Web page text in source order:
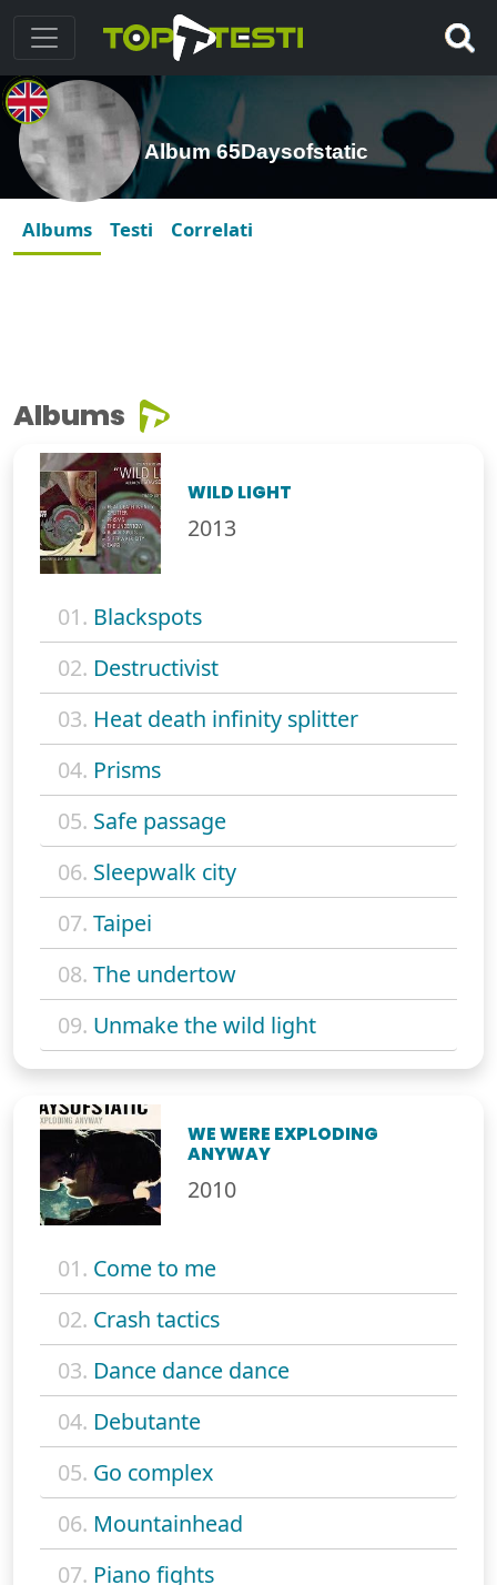
Album 65Daysofstatic
Albums Testi Correlati
Albums
WILD LIGHT
2013
01. Blackspots
02. Destructivist
03. Heat death infinity splitter
04. Prisms
05. Safe passage
06. Sleepwalk city
07. Taipei
08. The undertow
09. Unmake the wild light
WE WERE EXPLODING
ANYWAY
2010
01. Come to me
02. Crash tactics
03. Dance dance dance
04. Debutante
05. Go complex
06. Mountainhead
07. Piano fights